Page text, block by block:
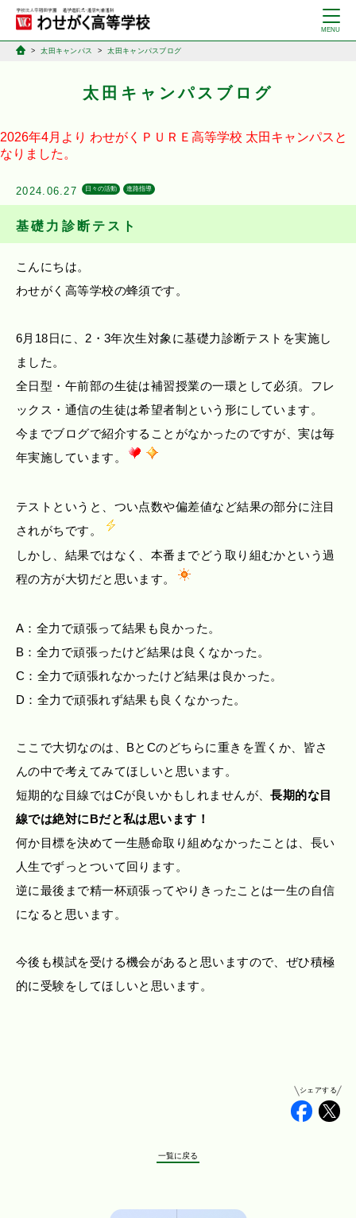
太田キャンパス 太田キャンパスブログ
太田キャンパスブログ
2026年4月より わせがくＰＵＲＥ高等学校 太田キャンパスと
なりました。
2024.06.27 日々の活動 進路指導
基礎力診断テスト
こんにちは。
わせがく高等学校の蜂須です。
6月18日に、2・3年次生対象に基礎力診断テストを実施し
ました。
全日型・午前部の生徒は補習授業の一環として必須。フレ
ックス・通信の生徒は希望者制という形にしています。
今までブログで紹介することがなかったのですが、実は毎
年実施しています。
テストというと、つい点数や偏差値など結果の部分に注目
されがちです。
しかし、結果ではなく、本番までどう取り組むかという過
程の方が大切だと思います。
A：全力で頑張って結果も良かった。
B：全力で頑張ったけど結果は良くなかった。
C：全力で頑張れなかったけど結果は良かった。
D：全力で頑張れず結果も良くなかった。
ここで大切なのは、BとCのどちらに重きを置くか、皆さ
んの中で考えてみてほしいと思います。
短期的な目線ではCが良いかもしれませんが、長期的な目
線では絶対にBだと私は思います！
何か目標を決めて一生懸命取り組めなかったことは、長い
人生でずっとついて回ります。
逆に最後まで精一杯頑張ってやりきったことは一生の自信
になると思います。
今後も模試を受ける機会があると思いますので、ぜひ積極
的に受験をしてほしいと思います。
シェアする
一覧に戻る